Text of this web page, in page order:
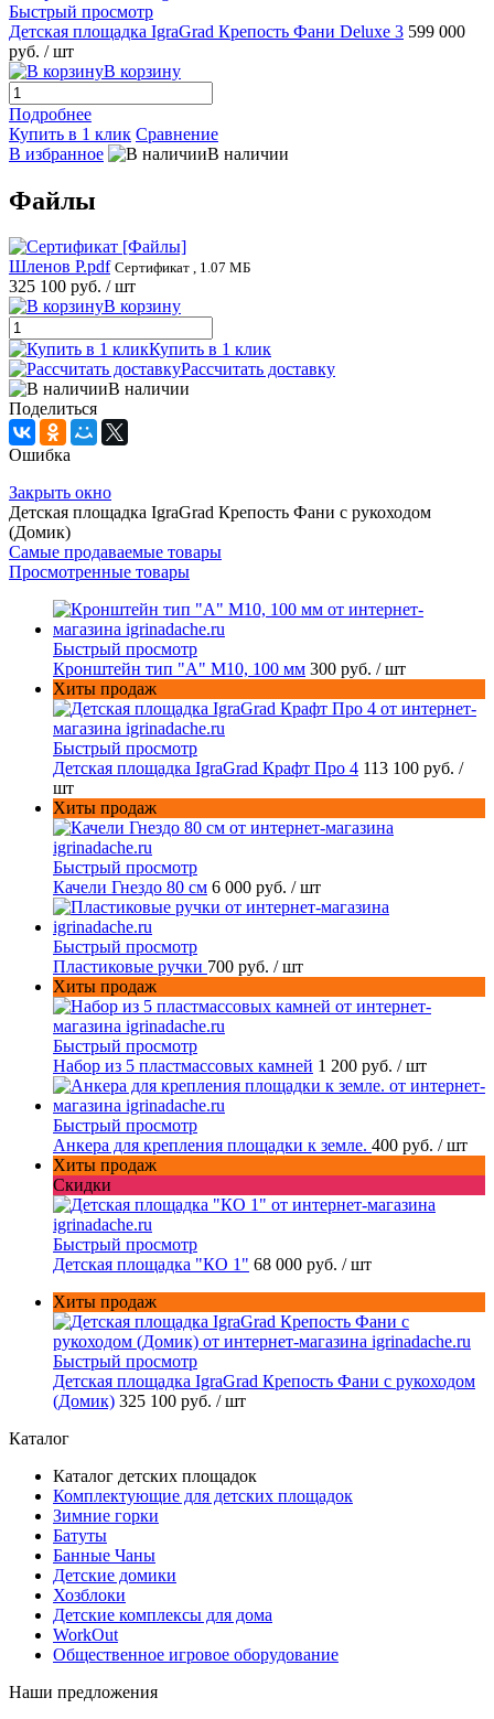
Быстрый просмотр
Детская площадка IgraGrad Крепость Фани Deluxe 3 599 000
руб. / шт
В корзину
Подробнее
Купить в 1 клик Сравнение
В избранное
В наличии
Файлы
Шленов Р.pdf Сертификат , 1.07 МБ
325 100 руб. / шт
В корзину
Купить в 1 клик
Рассчитать доставку
В наличии
Поделиться
Ошибка
Закрыть окно
Детская площадка IgraGrad Крепость Фани с рукоходом
(Домик)
Самые продаваемые товары
Просмотренные товары
Быстрый просмотр
Кронштейн тип "A" M10, 100 мм 300 руб. / шт
Хиты продаж
Быстрый просмотр
Детская площадка IgraGrad Крафт Про 4 113 100 руб. /
шт
Хиты продаж
Быстрый просмотр
Качели Гнездо 80 см 6 000 руб. / шт
Быстрый просмотр
Пластиковые ручки 700 руб. / шт
Хиты продаж
Быстрый просмотр
Набор из 5 пластмассовых камней 1 200 руб. / шт
Быстрый просмотр
Анкера для крепления площадки к земле. 400 руб. / шт
Хиты продаж
Скидки
Быстрый просмотр
Детская площадка "КО 1" 68 000 руб. / шт
Хиты продаж
Быстрый просмотр
Детская площадка IgraGrad Крепость Фани с рукоходом
(Домик) 325 100 руб. / шт
Каталог
Каталог детских площадок
Комплектующие для детских площадок
Зимние горки
Батуты
Банные Чаны
Детские домики
Хозблоки
Детские комплексы для дома
WorkOut
Общественное игровое оборудование
Наши предложения